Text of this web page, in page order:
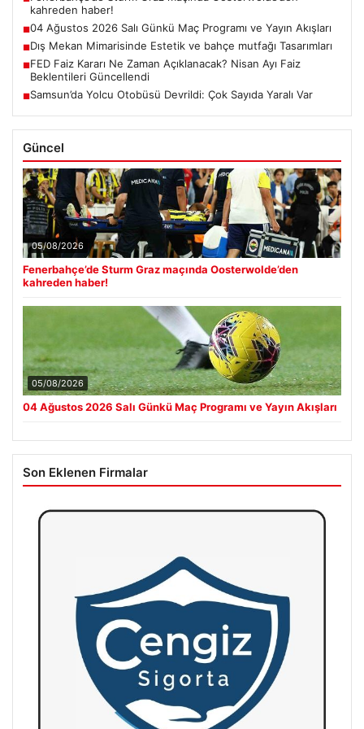
kahreden haber!
■04 Ağustos 2026 Salı Günkü Maç Programı ve Yayın Akışları
■Dış Mekan Mimarisinde Estetik ve bahçe mutfağı Tasarımları
■FED Faiz Kararı Ne Zaman Açıklanacak? Nisan Ayı Faiz
Beklentileri Güncellendi
■Samsun’da Yolcu Otobüsü Devrildi: Çok Sayıda Yaralı Var
Güncel
05/08/2026
Fenerbahçe’de Sturm Graz maçında Oosterwolde’den
kahreden haber!
05/08/2026
04 Ağustos 2026 Salı Günkü Maç Programı ve Yayın Akışları
Son Eklenen Firmalar